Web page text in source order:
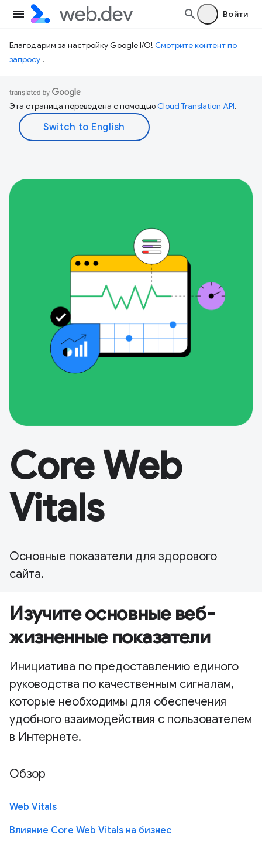
Войти
Благодарим за настройку Google I/O! Смотрите контент по
запросу .
Эта страница переведена с помощьюCloud Translation API.
Core Web
Vitals
Основные показатели для здорового
сайта.
Изучите основные веб-
жизненные показатели
Инициатива по предоставлению единого
руководства по качественным сигналам,
которые необходимы для обеспечения
удобного взаимодействия с пользователем
в Интернете.
Обзор
Web Vitals
Влияние Core Web Vitals на бизнес